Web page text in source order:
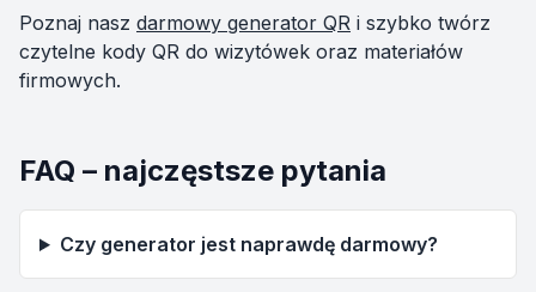
Poznaj nasz darmowy generator QR i szybko twórz
czytelne kody QR do wizytówek oraz materiałów
firmowych.
FAQ – najczęstsze pytania
Czy generator jest naprawdę darmowy?